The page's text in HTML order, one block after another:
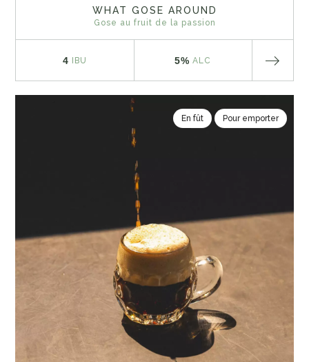
WHAT GOSE AROUND
Gose au fruit de la passion
4 IBU 5% ALC
En fût Pour emporter